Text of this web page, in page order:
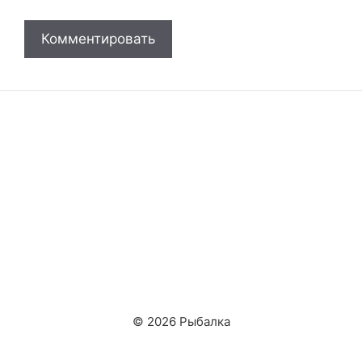
© 2026 Рыбалка